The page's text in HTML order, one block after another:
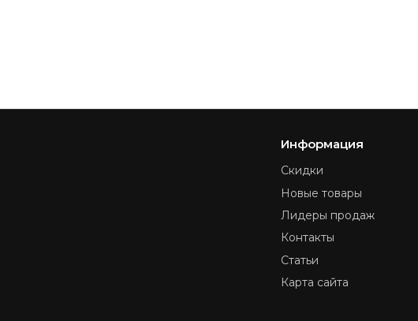
Информация
Скидки
Новые товары
Лидеры продаж
Контакты
Статьи
Карта сайта